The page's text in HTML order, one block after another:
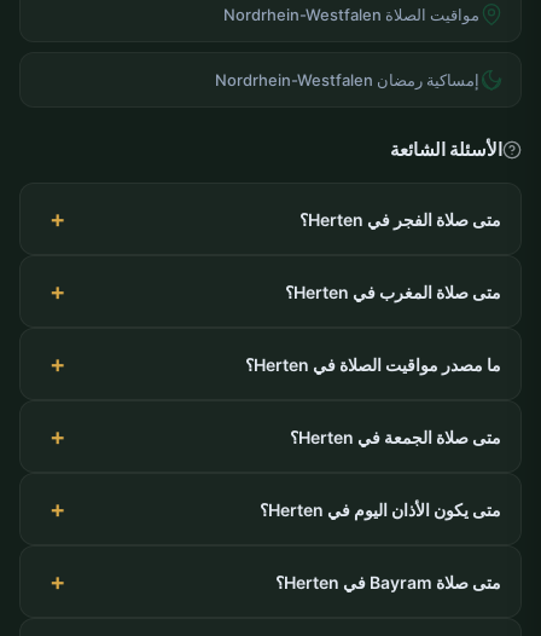
مواقيت الصلاة Nordrhein-Westfalen
إمساكية رمضان Nordrhein-Westfalen
الأسئلة الشائعة
متى صلاة الفجر في Herten؟
متى صلاة المغرب في Herten؟
ما مصدر مواقيت الصلاة في Herten؟
متى صلاة الجمعة في Herten؟
متى يكون الأذان اليوم في Herten؟
متى صلاة Bayram في Herten؟